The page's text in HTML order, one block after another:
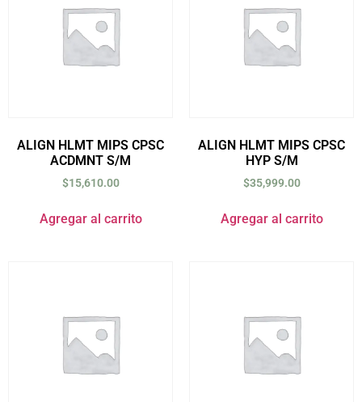
ALIGN HLMT MIPS CPSC
ACDMNT S/M
$15,610.00
Agregar al carrito
ALIGN HLMT MIPS CPSC
HYP S/M
$35,999.00
Agregar al carrito